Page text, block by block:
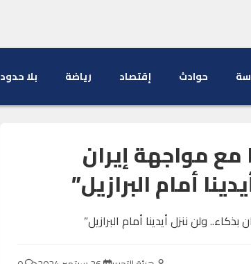
حوادث إقتصاد رياضة بلا حدود
مع مواجهة إيران
أمام البرازيل”